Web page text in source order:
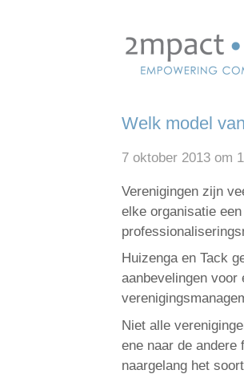
content
Welk model
7 oktober 2013 om
Verenigingen zijn
elke organisatie
Huizenga en Tack
aanbevelingen voor
Niet alle
ene naar de andere
naargelang het